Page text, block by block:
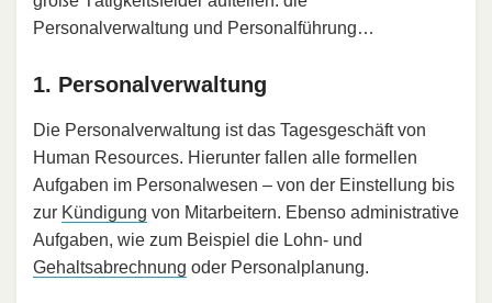
Personalverwaltung und Personalführung…
1. Personalverwaltung
Die Personalverwaltung ist das Tagesgeschäft von
Human Resources. Hierunter fallen alle formellen
Aufgaben im Personalwesen – von der Einstellung bis
zur Kündigung von Mitarbeitern. Ebenso administrative
Aufgaben, wie zum Beispiel die Lohn- und
Gehaltsabrechnung oder Personalplanung.